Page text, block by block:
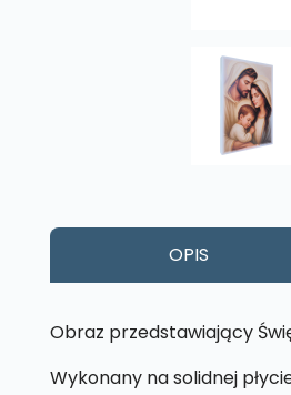
OPIS
Obraz przedstawiający
Wykonany na solidnej